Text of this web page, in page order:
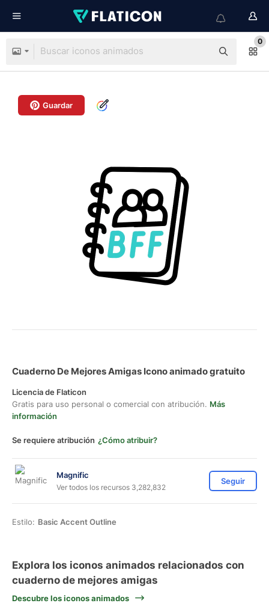
0
Guardar
Cuaderno De Mejores Amigas Icono animado gratuito
Licencia de Flaticon
Gratis para uso personal o comercial con atribución. Más
información
Se requiere atribución ¿Cómo atribuir?
Magnific
Ver todos los recursos 3,282,832
Seguir
Estilo: Basic Accent Outline
Explora los iconos animados relacionados con
cuaderno de mejores amigas
Descubre los iconos animados